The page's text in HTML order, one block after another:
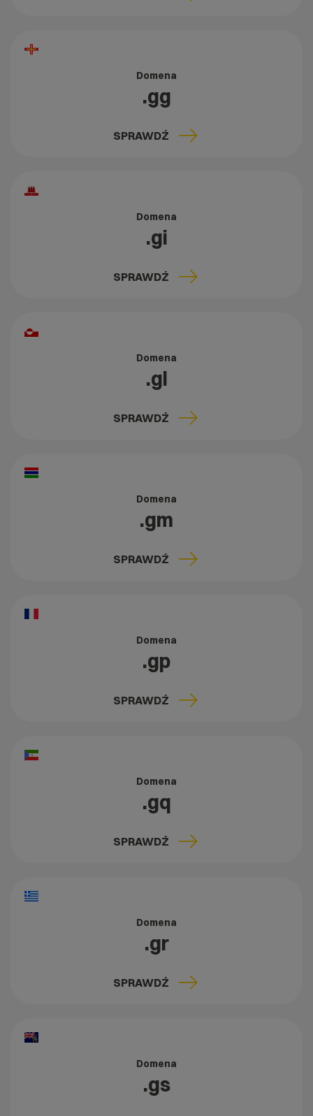
Domena
.gg
SPRAWDŹ
Domena
.gi
SPRAWDŹ
Domena
.gl
SPRAWDŹ
Domena
.gm
SPRAWDŹ
Domena
.gp
SPRAWDŹ
Domena
.gq
SPRAWDŹ
Domena
.gr
SPRAWDŹ
Domena
.gs